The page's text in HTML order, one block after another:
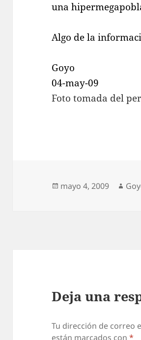
una
Algo de la
Goyo
04-may-09
Foto tomada del
d
n
C
Publicado
mayo 4, 2009
Deja una
Tu dirección de correo
están marcados con*